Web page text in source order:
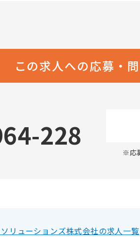
この求人への応募・
228
※応
リューションズ株式会社の求人一覧